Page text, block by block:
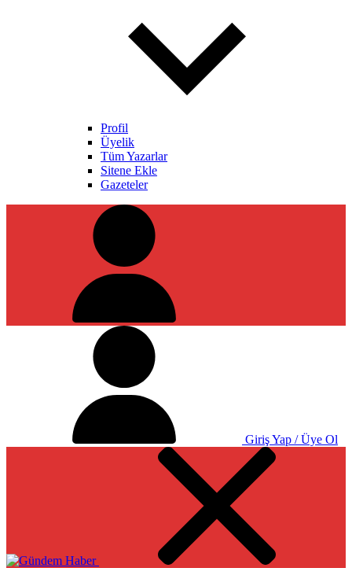
Profil
Üyelik
Tüm Yazarlar
Sitene Ekle
Gazeteler
Giriş Yap / Üye Ol